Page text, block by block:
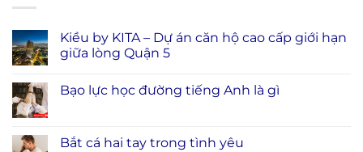
Kiều by KITA – Dự án căn hộ cao cấp giới hạn
giữa lòng Quận 5
Bạo lực học đường tiếng Anh là gì
Bắt cá hai tay trong tình yêu